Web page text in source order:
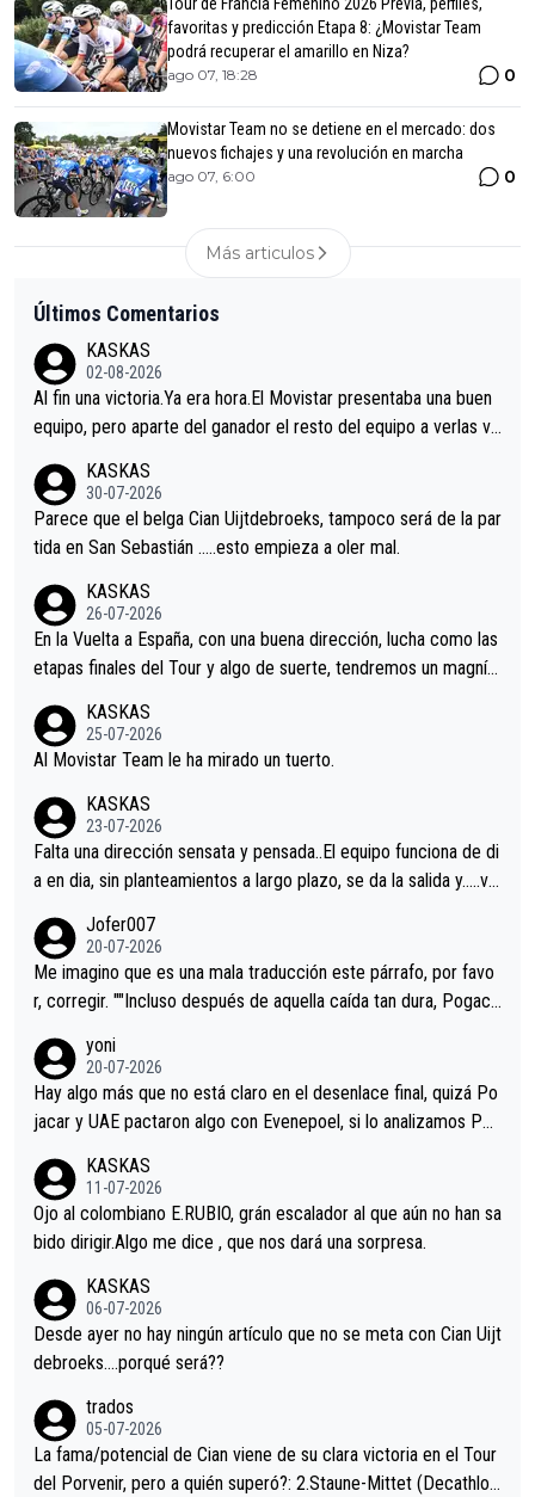
Tour de Francia Femenino 2026 Previa, perfiles,
favoritas y predicción Etapa 8: ¿Movistar Team
podrá recuperar el amarillo en Niza?
ago 07, 18:28 0
Movistar Team no se detiene en el mercado: dos
nuevos fichajes y una revolución en marcha
ago 07, 6:00 0
Más articulos
Últimos Comentarios
KASKAS
02-08-2026
Al fin una victoria.Ya era hora.El Movistar presentaba una buen
equipo, pero aparte del ganador el resto del equipo a verlas ve
s.La única buena noticia es la mejoría de Enric Más en San Seb
astian.Si en la Vuelta a Burgos sigue la mejoría, podríamos ten
er alguna sorpresa en la Vuelta.Ojalá.
KASKAS
30-07-2026
Parece que el belga Cian Uijtdebroeks, tampoco será de la par
tida en San Sebastián …..esto empieza a oler mal.
KASKAS
26-07-2026
En la Vuelta a España, con una buena dirección, lucha como las
etapas finales del Tour y algo de suerte, tendremos un magnífi
KASKAS
25-07-2026
Al Movistar Team le ha mirado un tuerto.
KASKAS
23-07-2026
Falta una dirección sensata y pensada..El equipo funciona de di
a en dia, sin planteamientos a largo plazo, se da la salida y…..ve
Minguez, Velez etc etc.Me da pena vivir estos momentos tan
tristes sin victorias.
Jofer007
20-07-2026
Me imagino que es una mala traducción este párrafo, por favo
r, corregir. ""Incluso después de aquella caída tan dura, Pogaca
permaneció pegado a su rueda. Parecía increíble la forma en l
a que era capaz de controlar el miedo", recordó."
yoni
20-07-2026
Hay algo más que no está claro en el desenlace final, quizá Po
jacar y UAE pactaron algo con Evenepoel, si lo analizamos Poj
i sin pedalear, luego está el saludo con Evenepoel dándose la
mano de una manera muy fraternal, más allá de los típicos toqu
es en el hombro con que saludaba a Vingegard. Ahí hubo una in
eta, a ver si por querer poner a Del Toro con calzador en posi
ción de podio UAE y Pojacar se van complicar el tour.
KASKAS
11-07-2026
Ojo al colombiano E.RUBIO, grán escalador al que aún no han sa
bido dirigir.Algo me dice , que nos dará una sorpresa.
KASKAS
06-07-2026
Desde ayer no hay ningún artículo que no se meta con Cian Uijt
debroeks….porqué será??
trados
05-07-2026
La fama/potencial de Cian viene de su clara victoria en el Tour
del Porvenir, pero a quién superó?: 2.Staune-Mittet (Decathlon,